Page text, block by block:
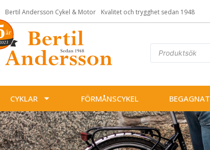
Bertil Andersson Cykel & Motor Kvalitet och trygghet sedan 1948
CYKLAR FÖRMÅNSCYKEL BEGAGNAT